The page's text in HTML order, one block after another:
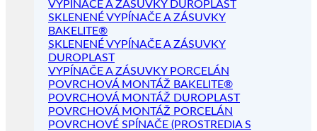
VYPÍNAČE A ZÁSUVKY DUROPLAST
SKLENENÉ VYPÍNAČE A ZÁSUVKY
BAKELITE®
SKLENENÉ VYPÍNAČE A ZÁSUVKY
DUROPLAST
VYPÍNAČE A ZÁSUVKY PORCELÁN
POVRCHOVÁ MONTÁŽ BAKELITE®
POVRCHOVÁ MONTÁŽ DUROPLAST
POVRCHOVÁ MONTÁŽ PORCELÁN
POVRCHOVÉ SPÍNAČE (PROSTREDIA S